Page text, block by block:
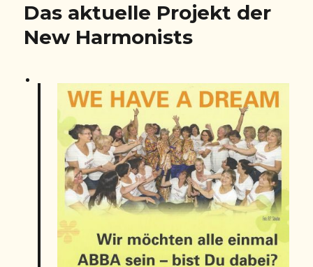
Das aktuelle Projekt der
New Harmonists